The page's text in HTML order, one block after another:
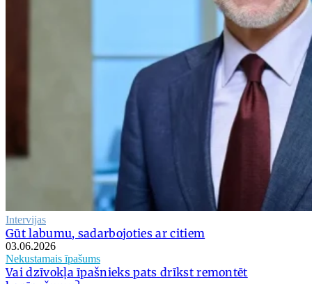
Intervijas
Gūt labumu, sadarbojoties ar citiem
03.06.2026
Nekustamais īpašums
Vai dzīvokļa īpašnieks pats drīkst remontēt